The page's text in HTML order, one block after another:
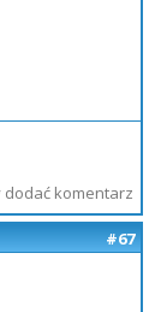
dodać komentarz
#67